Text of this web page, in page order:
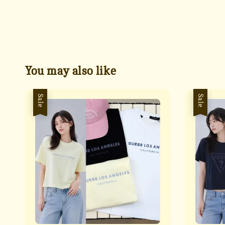
You may also like
Sale Sale